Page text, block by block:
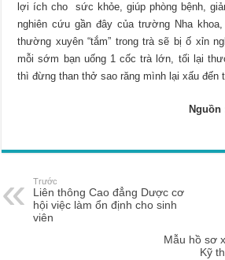
lợi ích cho sức khỏe, giúp phòng bệnh,
nghiên cứu gần đây của trường Nha
thường xuyên “tắm” trong trà sẽ bị ố xỉn
mỗi sớm bạn uống 1 cốc trà lớn, tối lại
thì đừng than thở sao răng mình lại xấu đến
Trước
Liên thông Cao đẳng Dược cơ
hội việc làm ổn định cho sinh
viên
Mẫu hồ sơ
Kỹ